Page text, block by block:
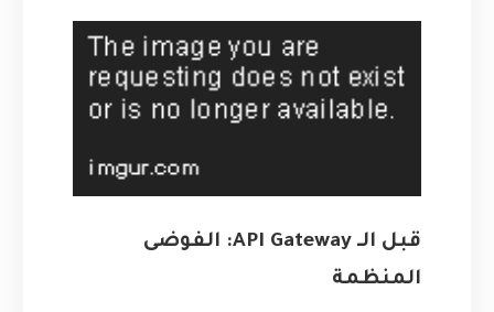
قبل الـ API Gateway: الفوضى
المنظمة